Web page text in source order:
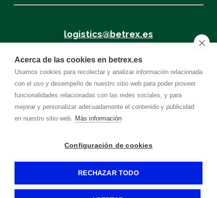
Acerca de las cookies en betrex.es
Usamos cookies para recolectar y analizar información relacionada
con el uso y desempeño de nuestro sitio web para poder proveer
funcionalidades relacionadas con las redes sociales, y para
mejorar y personalizar adecuadamente el contenido y publicidad
en nuestro sitio web. Más información
Configuración de cookies
RECHAZAR TODO
logistics@betrex.es
+34 962.878.080